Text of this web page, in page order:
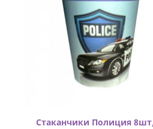
Стаканчики Полиция